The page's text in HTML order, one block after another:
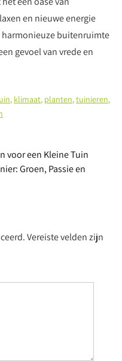
en nieuwe energie
harmonieuze buitenruimte
gevoel van vrede en
, klimaat, planten,tuinieren,
voor een Kleine Tuin
Groen, Passie en
Vereiste velden zijn